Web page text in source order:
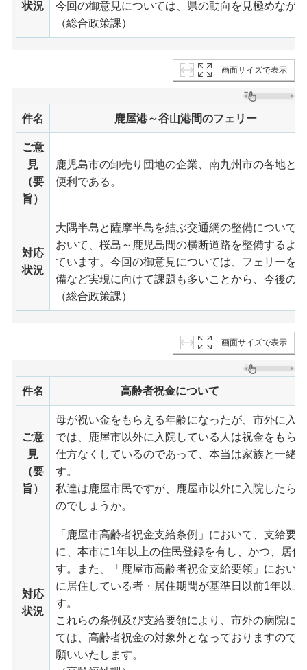
状況
今回の御意見については、県の動向を見極めなが
（総合政策課）
画面サイズで表示
件名 鹿屋港～谷山港間のフェリー
ご意
見
（要
旨）
鹿児島市の卸売り団地の企業、南九州市の各地と
便利である。
対応
状況
大隅半島と薩摩半島を結ぶ交通網の整備について
おいて、桜島～鹿児島間の横断道路を整備するよ
ています。今回の御意見については、フェリーを
備など実現に向けて課題も多いことから、今後の
（総合政策課）
画面サイズで表示
件名 高齢者祝金について
ご意
見
（要
旨）
母が祝い金をもらえる年齢になったが、市外に入
では、鹿屋市以外に入院している人は祝金をもら
仕方なくしているのであって、本当は家族と一緒
す。
私達は鹿屋市民ですが、鹿屋市以外に入院したら
のでしょうか。
対応
状況
「鹿屋市高齢者祝金支給条例」において、支給要
に、本市に1年以上の住民登録を有し、かつ、居
す。また、「鹿屋市高齢者祝金支給要領」におい
に居住している者・居住期間が基準日以前1年以
す。
これらの条例及び支給要領により、市外の病院に
ては、高齢者祝金の対象外となっておりますので
願いいたします。